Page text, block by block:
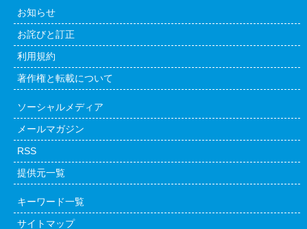
お知らせ
お詫びと訂正
利用規約
著作権と転載について
ソーシャルメディア
メールマガジン
RSS
提供元一覧
キーワード一覧
サイトマップ